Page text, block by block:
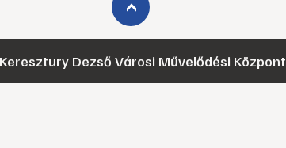
›
Keresztury Dezső Városi Művelődési Központ